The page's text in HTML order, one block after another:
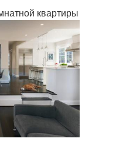
квартиры